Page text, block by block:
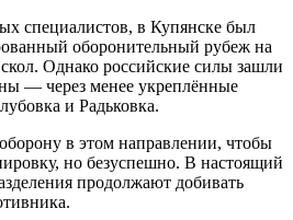
специалистов, в Купянске был
оборонительный рубеж на
Однако российские силы зашли
— через менее укреплённые
и Радьковка.
в этом направлении, чтобы
но безуспешно. В настоящий
продолжают добивать